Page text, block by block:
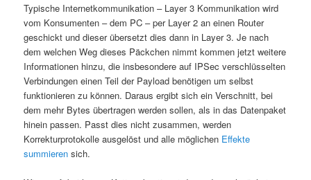
Typische Internetkommunikation – Layer 3 Kommunikation wird
vom Konsumenten – dem PC – per Layer 2 an einen Router
geschickt und dieser übersetzt dies dann in Layer 3. Je nach
dem welchen Weg dieses Päckchen nimmt kommen jetzt weitere
Informationen hinzu, die insbesondere auf IPSec verschlüsselten
Verbindungen einen Teil der Payload benötigen um selbst
funktionieren zu können. Daraus ergibt sich ein Verschnitt, bei
dem mehr Bytes übertragen werden sollen, als in das Datenpaket
hinein passen. Passt dies nicht zusammen, werden
Korrekturprotokolle ausgelöst und alle möglichen Effekte
summieren sich.